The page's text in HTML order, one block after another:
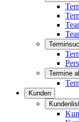
Termine
Kunden